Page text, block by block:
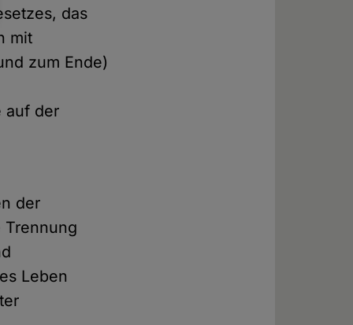
das
mit
zum Ende)
auf der
der
Leben